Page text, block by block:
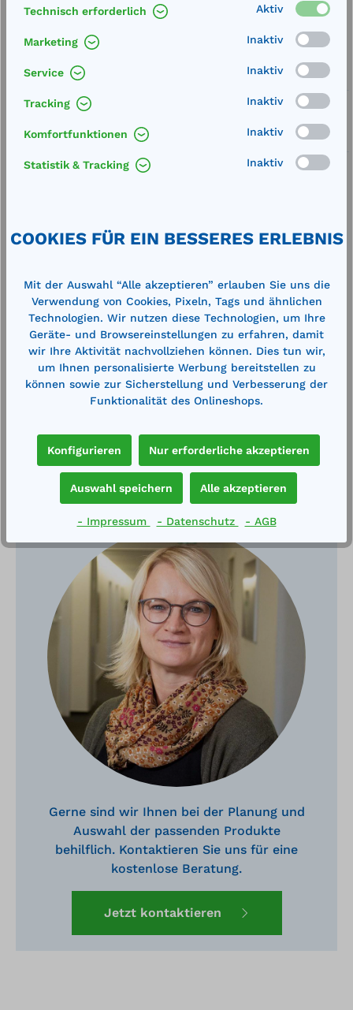
Merken
Artikel-Nummer:
Service
Lieferung frei Haus
Zertifizierte Qualität
Beschreibung
inkl. Auffangwanne ohne Füße oder Kufen)
Abstand der beiden Lagerebenen: ca. 48…Mehr
Technische Daten
Haben Sie Fragen?
Gerne sind wir Ihnen bei der Planung und
Auswahl der passenden Produkte
behilflich. Kontaktieren Sie uns für eine
kostenlose Beratung.
Jetzt kontaktieren
Technisch erforderlich Aktiv
Marketing Inaktiv
Service Inaktiv
Tracking Inaktiv
Komfortfunktionen Inaktiv
Statistik & Tracking Inaktiv
COOKIES FÜR EIN BESSERES ERLEBNIS
Mit der Auswahl “Alle akzeptieren” erlauben Sie uns die
Verwendung von Cookies, Pixeln, Tags und ähnlichen
Technologien. Wir nutzen diese Technologien, um Ihre
Geräte- und Browsereinstellungen zu erfahren, damit
wir Ihre Aktivität nachvollziehen können. Dies tun wir,
um Ihnen personalisierte Werbung bereitstellen zu
können sowie zur Sicherstellung und Verbesserung der
Funktionalität des Onlineshops.
Konfigurieren Nur erforderliche akzeptieren
Auswahl speichern Alle akzeptieren
- Impressum - Datenschutz - AGB